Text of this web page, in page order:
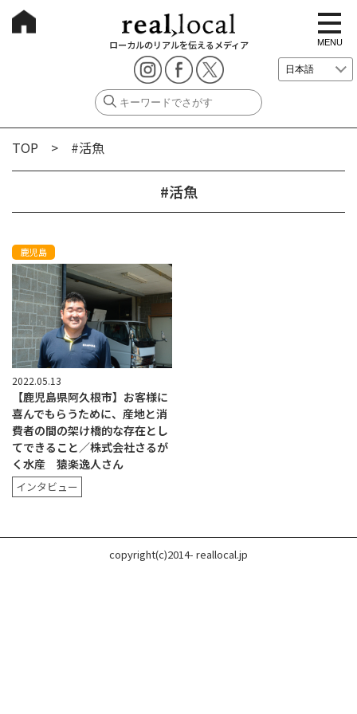
ローカルのリアルを伝えるメディア
t
o
g
g
e
i
i
MENU
TOP > #活魚
#活魚
鹿児島
2022.05.13
【鹿児島県阿久根市】お客様に
喜んでもらうために、産地と消
費者の間の架け橋的な存在とし
てできること／株式会社さるが
く水産 猿楽逸人さん
インタビュー
copyright(c)2014- reallocal.jp